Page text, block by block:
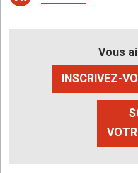
Vous
INSCRIVEZ-